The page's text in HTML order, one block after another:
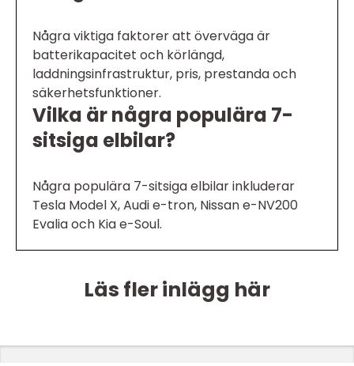
Några viktiga faktorer att överväga är
batterikapacitet och körlängd,
laddningsinfrastruktur, pris, prestanda och
säkerhetsfunktioner.
Vilka är några populära 7-
sitsiga elbilar?
Några populära 7-sitsiga elbilar inkluderar
Tesla Model X, Audi e-tron, Nissan e-NV200
Evalia och Kia e-Soul.
Läs fler inlägg här